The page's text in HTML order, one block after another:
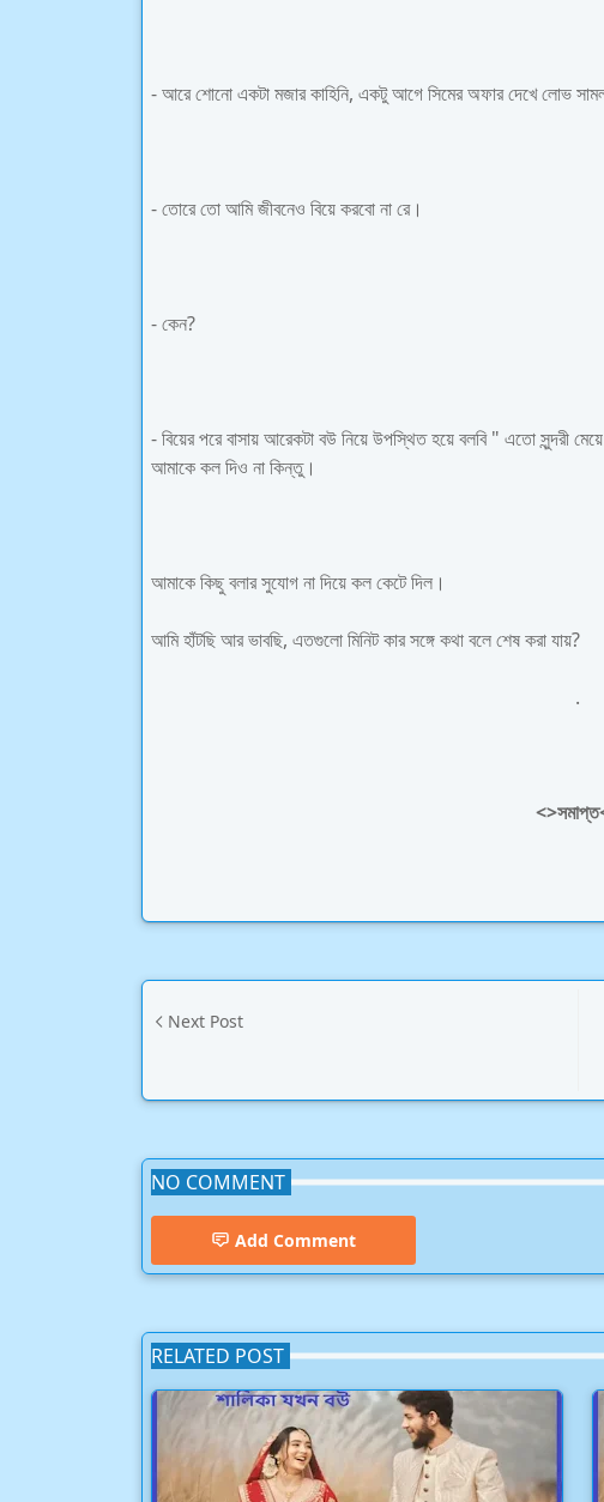
- আরে শোনো একটা মজার কাহিনি, একটু আগে সিমের অফার দেখে লোভ
- তোরে তো আমি জীবনেও বিয়ে করবো না রে।
- কেন?
- বিয়ের পরে বাসায় আরেকটা বউ নিয়ে উপস্থিত হয়ে বলবি " এতো সুন্দরী
আমাকে কল দিও না কিন্তু।
আমাকে কিছু বলার সুযোগ না দিয়ে কল কেটে দিল।
আমি হাঁটছি আর ভাবছি, এতগুলো মিনিট কার সঙ্গে কথা বলে শেষ করা যায়?
.
Next Post
NO COMMENT
Add Comment
RELATED POST